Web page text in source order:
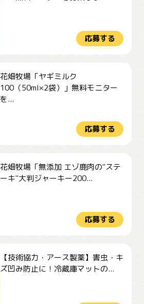
応募する
花畑牧場「ヤギミルク
100（50ml×2袋）」無料モニター
を...
応募する
花畑牧場「無添加 エゾ鹿肉の"ステ
ーキ"大判ジャーキー200...
応募する
【技術協力・アース製薬】害虫・キ
ズ凹み防止に！冷蔵庫マットの...